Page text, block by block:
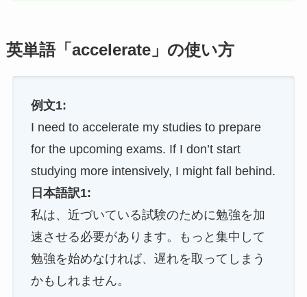
英単語「accelerate」の使い方
例文1:
I need to accelerate my studies to prepare
for the upcoming exams. If I don’t start
studying more intensively, I might fall behind.
日本語訳1:
私は、近づいている試験のために勉強を加
速させる必要があります。もっと集中して
勉強を始めなければ、遅れを取ってしまう
かもしれません。